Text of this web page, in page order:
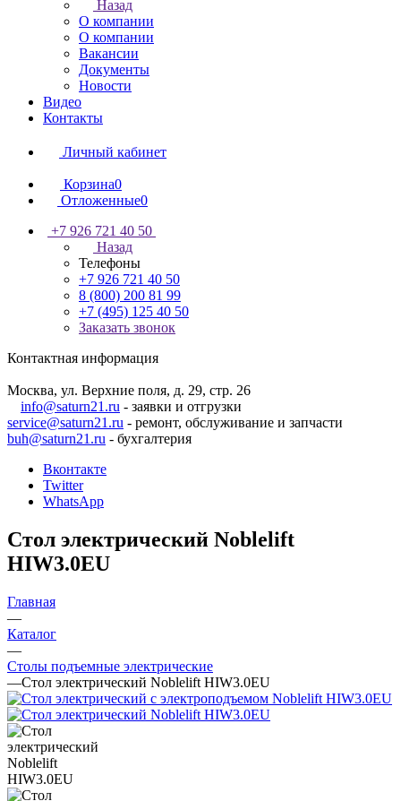
Назад
О компании
О компании
Вакансии
Документы
Новости
Видео
Контакты
Личный кабинет
Корзина0
Отложенные0
+7 926 721 40 50
Назад
Телефоны
+7 926 721 40 50
8 (800) 200 81 99
+7 (495) 125 40 50
Заказать звонок
Контактная информация
Москва, ул. Верхние поля, д. 29, стр. 26
info@saturn21.ru - заявки и отгрузки
service@saturn21.ru - ремонт, обслуживание и запчасти
buh@saturn21.ru - бухгалтерия
Вконтакте
Twitter
WhatsApp
Стол электрический Noblelift
HIW3.0EU
Главная
—
Каталог
—
Столы подъемные электрические
—Стол электрический Noblelift HIW3.0EU